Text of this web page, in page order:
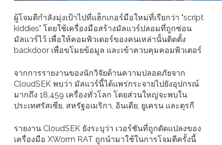
ผู้โจมตีกำลังมุ่งเป้าไปที่แฮ็กเกอร์มือใหม่ที่เรียกว่า "script
kiddies" โดยใช้เครื่องมือสร้างมัลแวร์ปลอมที่ถูกซ่อน
มัลแวร์ไว้ เพื่อให้คอมพิวเตอร์ของคนเหล่านั้นติดตั้ง
backdoor เพื่อขโมยข้อมูล และเข้าควบคุมคอมพิวเตอร์
จากการรายงานของนักวิจัยด้านความปลอดภัยจาก
CloudSEK พบว่า มัลแวร์นี้ได้แพร่กระจายไปยังอุปกรณ์
มากถึง 18,459 เครื่องทั่วโลก โดยส่วนใหญ่จะพบใน
ประเทศรัสเซีย, สหรัฐอเมริกา, อินเดีย, ยูเครน และตุรกี
รายงาน CloudSEK ยังระบุว่า เวอร์ชันที่ถูกดัดแปลงของ
เครื่องมือ XWorm RAT ถูกนำมาใช้ในการโจมตีครั้งนี้